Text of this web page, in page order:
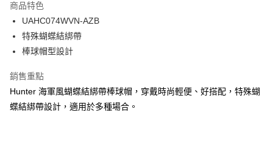
Google Pay
貨到付款
運送方式
付款後全家取貨
免運費
商品特色
UAHC074WVN-AZB
特殊蝴蝶結綁帶
棒球帽型設計
銷售重點
Hunter 海軍風蝴蝶結綁帶棒球帽，穿戴時尚輕便、好搭配，特殊蝴
蝶結綁帶設計，適用於多種場合。